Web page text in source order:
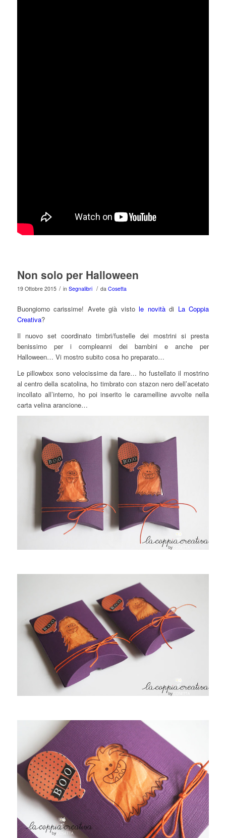
Non solo per Halloween
19 Ottobre 2015 / in Segnalibri / da Cosetta
Buongiorno carissime! Avete già vistole novitàdi La Coppia
Creativa?
Il nuovo set coordinato timbri/fustelle dei mostrini si presta
benissimo per i compleanni dei bambini e anche per
Halloween… Vi mostro subito cosa ho preparato…
Le pillowbox sono velocissime da fare… ho fustellato il mostrino
al centro della scatolina, ho timbrato con stazon nero dell’acetato
incollato all’interno, ho poi inserito le caramelline avvolte nella
carta velina arancione…